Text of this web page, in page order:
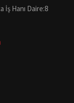
İş Hanı Daire:8